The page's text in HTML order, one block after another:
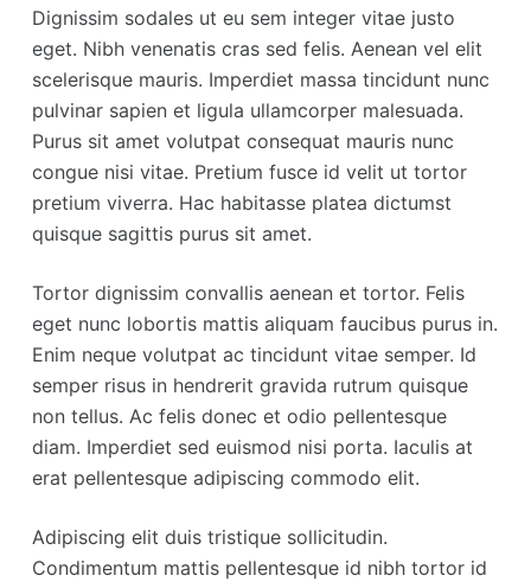
Dignissim sodales ut eu sem integer vitae justo
eget. Nibh venenatis cras sed felis. Aenean vel elit
scelerisque mauris. Imperdiet massa tincidunt nunc
pulvinar sapien et ligula ullamcorper malesuada.
Purus sit amet volutpat consequat mauris nunc
congue nisi vitae. Pretium fusce id velit ut tortor
pretium viverra. Hac habitasse platea dictumst
quisque sagittis purus sit amet.
Tortor dignissim convallis aenean et tortor. Felis
eget nunc lobortis mattis aliquam faucibus purus in.
Enim neque volutpat ac tincidunt vitae semper. Id
semper risus in hendrerit gravida rutrum quisque
non tellus. Ac felis donec et odio pellentesque
diam. Imperdiet sed euismod nisi porta. Iaculis at
erat pellentesque adipiscing commodo elit.
Adipiscing elit duis tristique sollicitudin.
Condimentum mattis pellentesque id nibh tortor id